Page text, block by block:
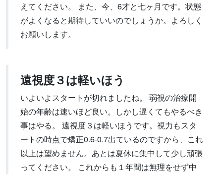
えてください。 また、今、6才と七ヶ月です。状態
がよくなると期待していいのでしょうか。よろしく
お願いします。
遠視度３は軽いほう
いよいよスタートが切れましたね。 弱視の治療開
始の年齢は速いほど良い。しかし遅くてもやるべき
事はやる。 遠視度３は軽いほうです。視力もスタ
ートの時点で矯正0.6-0.7出ているのですから、これ
以上は望めません。あとは夏休に集中して少し頑張
ってください。 これからも１年間は無理をせず中